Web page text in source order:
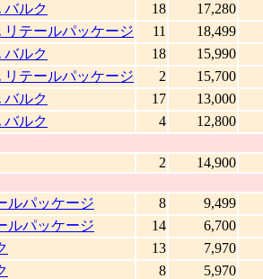
バルク
18
17,280
リテールパッケージ
11
18,499
バルク
18
15,990
リテールパッケージ
2
15,700
バルク
17
13,000
バルク
4
12,800
2
14,900
ルパッケージ
8
9,499
ルパッケージ
14
6,700
13
7,970
8
5,970